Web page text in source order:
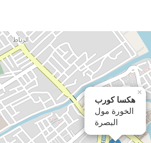
هكسا كورب
الخورة مول
البصرة
×